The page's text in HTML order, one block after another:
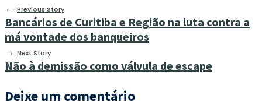
← Previous Story
Bancários de Curitiba e Região na luta contra a
má vontade dos banqueiros
→ Next Story
Não à demissão como válvula de escape
Deixe um comentário